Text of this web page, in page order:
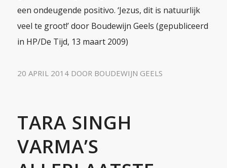
een ondeugende positivo. ‘Jezus, dit is natuurlijk
veel te groot!’ door Boudewijn Geels (gepubliceerd
in HP/De Tijd, 13 maart 2009)
20 APRIL 2014 DOOR BOUDEWIJN GEELS
TARA SINGH
VARMA’S